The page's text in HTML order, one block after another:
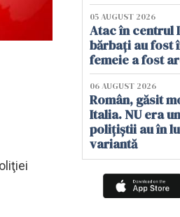
05 AUGUST 2026
Atac în centrul
bărbați au fost
femeie a fost
06 AUGUST 2026
Român, găsit
Italia. NU era
polițiștii au în
variantă